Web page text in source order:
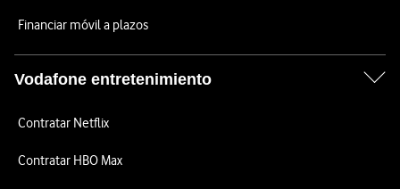
Financiar móvil a plazos
Vodafone entretenimiento
Contratar Netflix
Contratar HBO Max